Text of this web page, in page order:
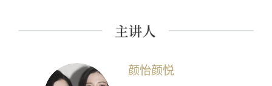
颜怡颜悦